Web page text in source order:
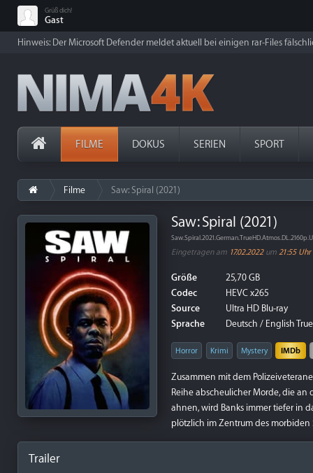
Grüß dich!
Gast
Hinweis: Der Microsoft Defender meldet aktuell bei einigen rar-Files
FILME DOKUS SERIEN SPORT
Filme Saw: Spiral (2021)
Saw: Spiral (2021)
Eingetragen am 17.02.2022um 21:55 Uhr
Größe
25,70 GB
Codec
HEVC x265
Source
Ultra HD Blu-ray
Sprache
Deutsch / English
Horror Krimi Mystery IMDb
Zusammen mit dem
Reihe abscheulicher Morde, die
ahnen, wird Banks immer tiefer in
plötzlich im Zentrum des morbiden
Trailer